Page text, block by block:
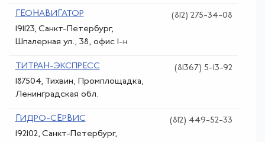
ГЕОНАВИГАТОР
191123, Санкт-Петербург,
Шпалерная ул., 38, офис 1-н
(812) 275-34-08
ТИТРАН-ЭКСПРЕСС
187504, Тихвин, Промплощадка,
Ленинградская обл.
(81367) 5-13-92
ГИДРО-СЕРВИС
192102, Санкт-Петербург,
(812) 449-52-33